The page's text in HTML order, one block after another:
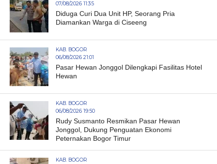
07/08/2026 11:35
Diduga Curi Dua Unit HP, Seorang Pria
Diamankan Warga di Ciseeng
KAB. BOGOR
06/08/2026 21:01
Pasar Hewan Jonggol Dilengkapi Fasilitas Hotel
Hewan
KAB. BOGOR
06/08/2026 19:50
Rudy Susmanto Resmikan Pasar Hewan
Jonggol, Dukung Penguatan Ekonomi
Peternakan Bogor Timur
KAB. BOGOR